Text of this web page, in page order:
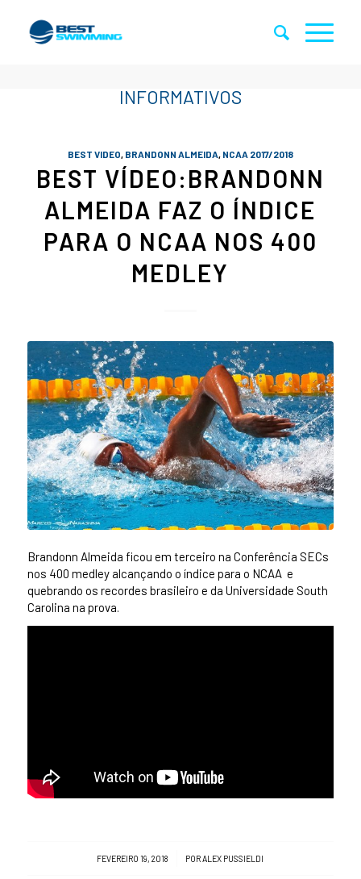
BEST VIDEO, BRANDONN ALMEIDA, NCAA 2017/2018
BEST VÍDEO:BRANDONN
ALMEIDA FAZ O ÍNDICE
PARA O NCAA NOS 400
MEDLEY
Brandonn Almeida ficou em terceiro na Conferência SECs
nos 400 medley alcançando o índice para o NCAA e
quebrando os recordes brasileiro e da Universidade South
Carolina na prova.
FEVEREIRO 19, 2018
/ POR ALEX PUSSIELDI